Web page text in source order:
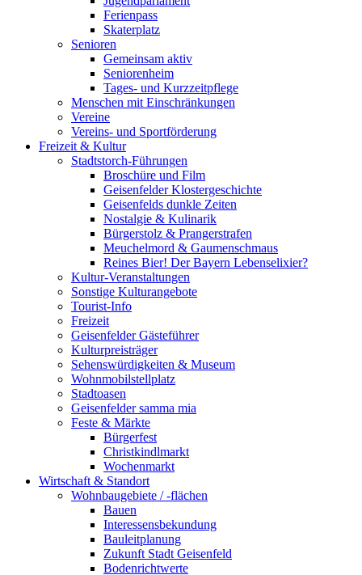
Ferienpass
Skaterplatz
Senioren
Gemeinsam aktiv
Seniorenheim
Tages- und Kurzzeitpflege
Menschen mit Einschränkungen
Vereine
Vereins- und Sportförderung
Freizeit & Kultur
Stadtstorch-Führungen
Broschüre und Film
Geisenfelder Klostergeschichte
Geisenfelds dunkle Zeiten
Nostalgie & Kulinarik
Bürgerstolz & Prangerstrafen
Meuchelmord & Gaumenschmaus
Reines Bier! Der Bayern Lebenselixier?
Kultur-Veranstaltungen
Sonstige Kulturangebote
Tourist-Info
Freizeit
Geisenfelder Gästeführer
Kulturpreisträger
Sehenswürdigkeiten & Museum
Wohnmobilstellplatz
Stadtoasen
Geisenfelder samma mia
Feste & Märkte
Bürgerfest
Christkindlmarkt
Wochenmarkt
Wirtschaft & Standort
Wohnbaugebiete / -flächen
Bauen
Interessensbekundung
Bauleitplanung
Zukunft Stadt Geisenfeld
Bodenrichtwerte